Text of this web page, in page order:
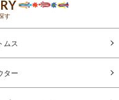
す
ムス
ター